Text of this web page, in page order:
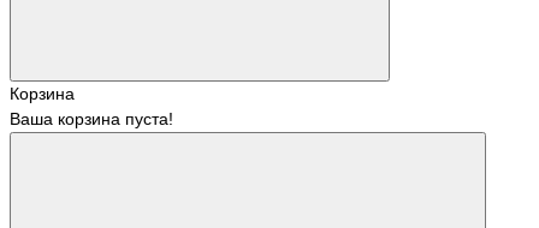
Корзина
Ваша корзина пуста!